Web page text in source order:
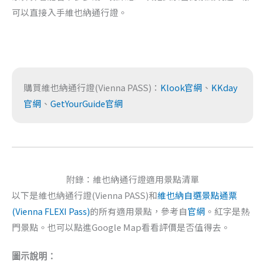
可以直接入手維也納通行證。
購買維也納通行證(Vienna PASS)： Klook官網 、 KKday
官網 、 GetYourGuide官網
附錄：維也納通行證適用景點清單
以下是維也納通行證(Vienna PASS)和維也納自選景點通票
(Vienna FLEXI Pass)的所有適用景點，參考自官網 。紅字是熱
門景點。也可以點進Google Map看看評價是否值得去。
圖示說明：